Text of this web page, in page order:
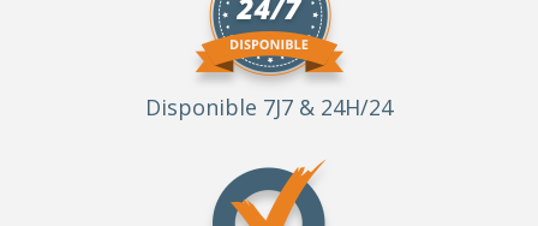
Disponible 7J7 & 24H/24